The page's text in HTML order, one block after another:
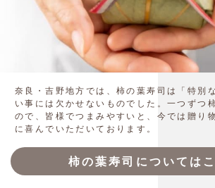
奈良・吉野地方では、柿の葉寿司は「特別
い事には欠かせないものでした。一つずつ
ので、皆様でつまみやすいと、今では贈り
に喜んでいただいております。
柿の葉寿司については